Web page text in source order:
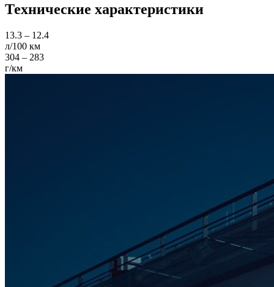
Технические характеристики
13.3 – 12.4
л/100 км
304 – 283
г/км